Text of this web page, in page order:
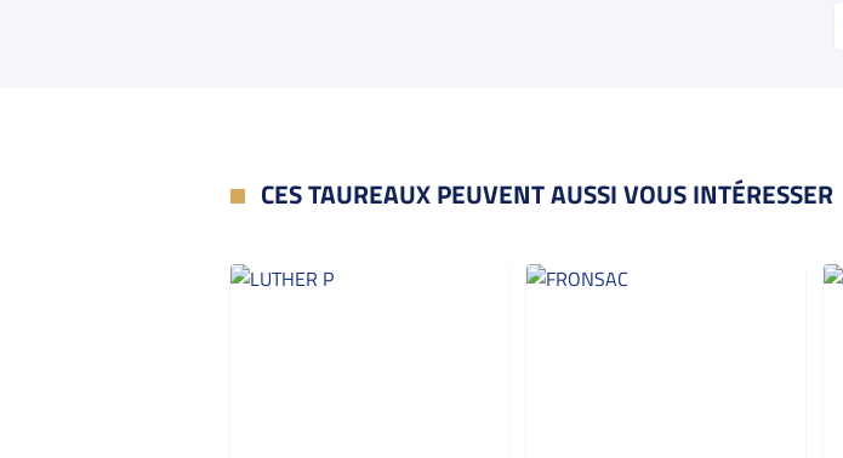
CES TAUREAUX PEUVENT AUSSI VOUS INTÉRESSER